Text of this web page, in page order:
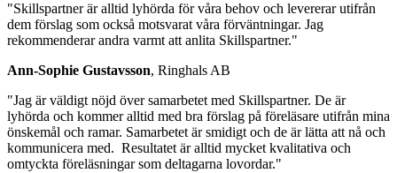
"Skillspartner är alltid lyhörda för våra behov och levererar utifrån
dem förslag som också motsvarat våra förväntningar. Jag
rekommenderar andra varmt att anlita Skillspartner."
Ann-Sophie Gustavsson, Ringhals AB
"Jag är väldigt nöjd över samarbetet med Skillspartner. De är
lyhörda och kommer alltid med bra förslag på föreläsare utifrån mina
önskemål och ramar. Samarbetet är smidigt och de är lätta att nå och
kommunicera med. Resultatet är alltid mycket kvalitativa och
omtyckta föreläsningar som deltagarna lovordar."